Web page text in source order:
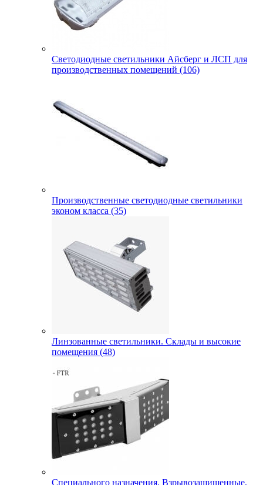
Светодиодные светильники Айсберг и ЛСП для
производственных помещений (106)
Производственные светодиодные светильники
эконом класса (35)
Линзованные светильники. Склады и высокие
помещения (48)
Специального назначения. Взрывозащищенные,